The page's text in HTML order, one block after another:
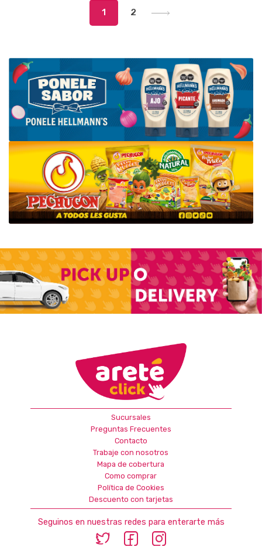
1 2
Sucursales
Preguntas Frecuentes
Contacto
Trabaje con nosotros
Mapa de cobertura
Como comprar
Política de Cookies
Descuento con tarjetas
Seguinos en nuestras redes para enterarte más